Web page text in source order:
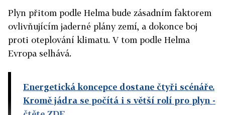
Plyn přitom podle Helma bude zásadním faktorem
ovlivňujícím jaderné plány zemí, a dokonce boj
proti oteplování klimatu. V tom podle Helma
Evropa selhává.
Energetická koncepce dostane čtyři scénáře.
Kromě jádra se počítá i s větší rolí pro plyn -